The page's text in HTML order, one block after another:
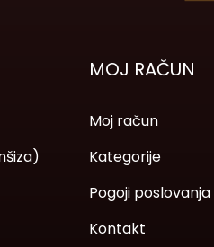
MOJ RAČUN
Moj račun
Kategorije
Pogoji poslovanja
Kontakt